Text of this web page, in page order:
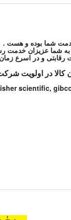
شما عزیزان خدمت
کالا در اولویت
scientific,